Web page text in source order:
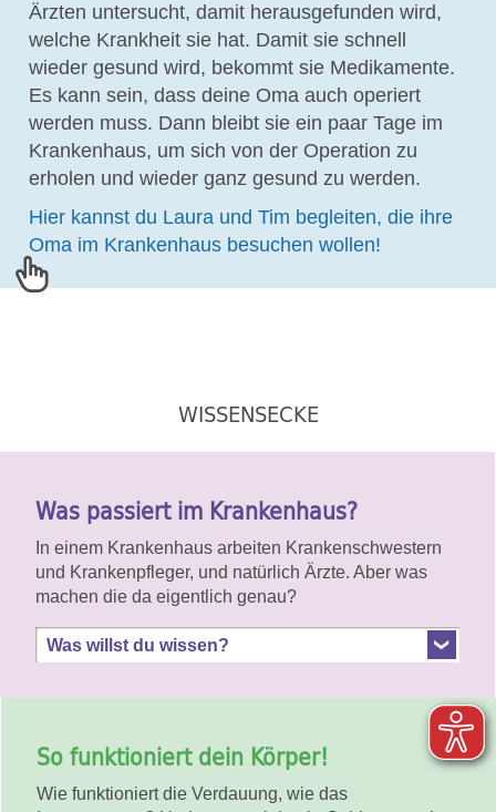
Ärzten untersucht, damit herausgefunden wird,
welche Krankheit sie hat. Damit sie schnell
wieder gesund wird, bekommt sie Medikamente.
Es kann sein, dass deine Oma auch operiert
werden muss. Dann bleibt sie ein paar Tage im
Krankenhaus, um sich von der Operation zu
erholen und wieder ganz gesund zu werden.
Hier kannst du Laura und Tim begleiten, die ihre
Oma im Krankenhaus besuchen wollen!
WISSENSECKE
Was passiert im Krankenhaus?
In einem Krankenhaus arbeiten Krankenschwestern
und Krankenpfleger, und natürlich Ärzte. Aber was
machen die da eigentlich genau?
Was willst du wissen?
So funktioniert dein Körper!
Wie funktioniert die Verdauung, wie das